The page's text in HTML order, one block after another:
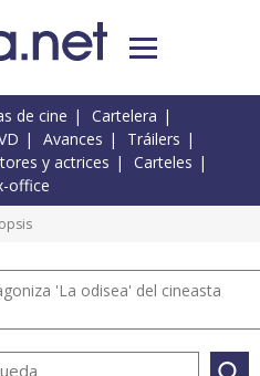
de cine
Cartelera
Avances
Tráilers
y actrices
Carteles
office
'La odisea' del cineasta